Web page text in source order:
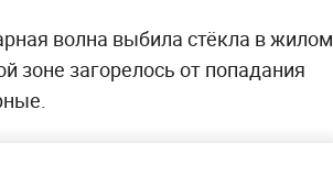
волна выбила стёкла в жилом
зоне загорелось от попадания